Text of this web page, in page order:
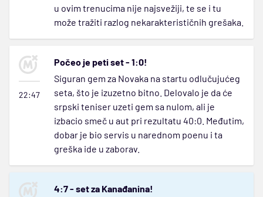
u ovim trenucima nije najsvežiji, te se i tu
može tražiti razlog nekarakterističnih grešaka.
22:47
Počeo je peti set - 1:0!
Siguran gem za Novaka na startu odlučujućeg
seta, što je izuzetno bitno. Delovalo je da će
srpski teniser uzeti gem sa nulom, ali je
izbacio smeč u aut pri rezultatu 40:0. Međutim,
dobar je bio servis u narednom poenu i ta
greška ide u zaborav.
4:7 - set za Kanađanina!